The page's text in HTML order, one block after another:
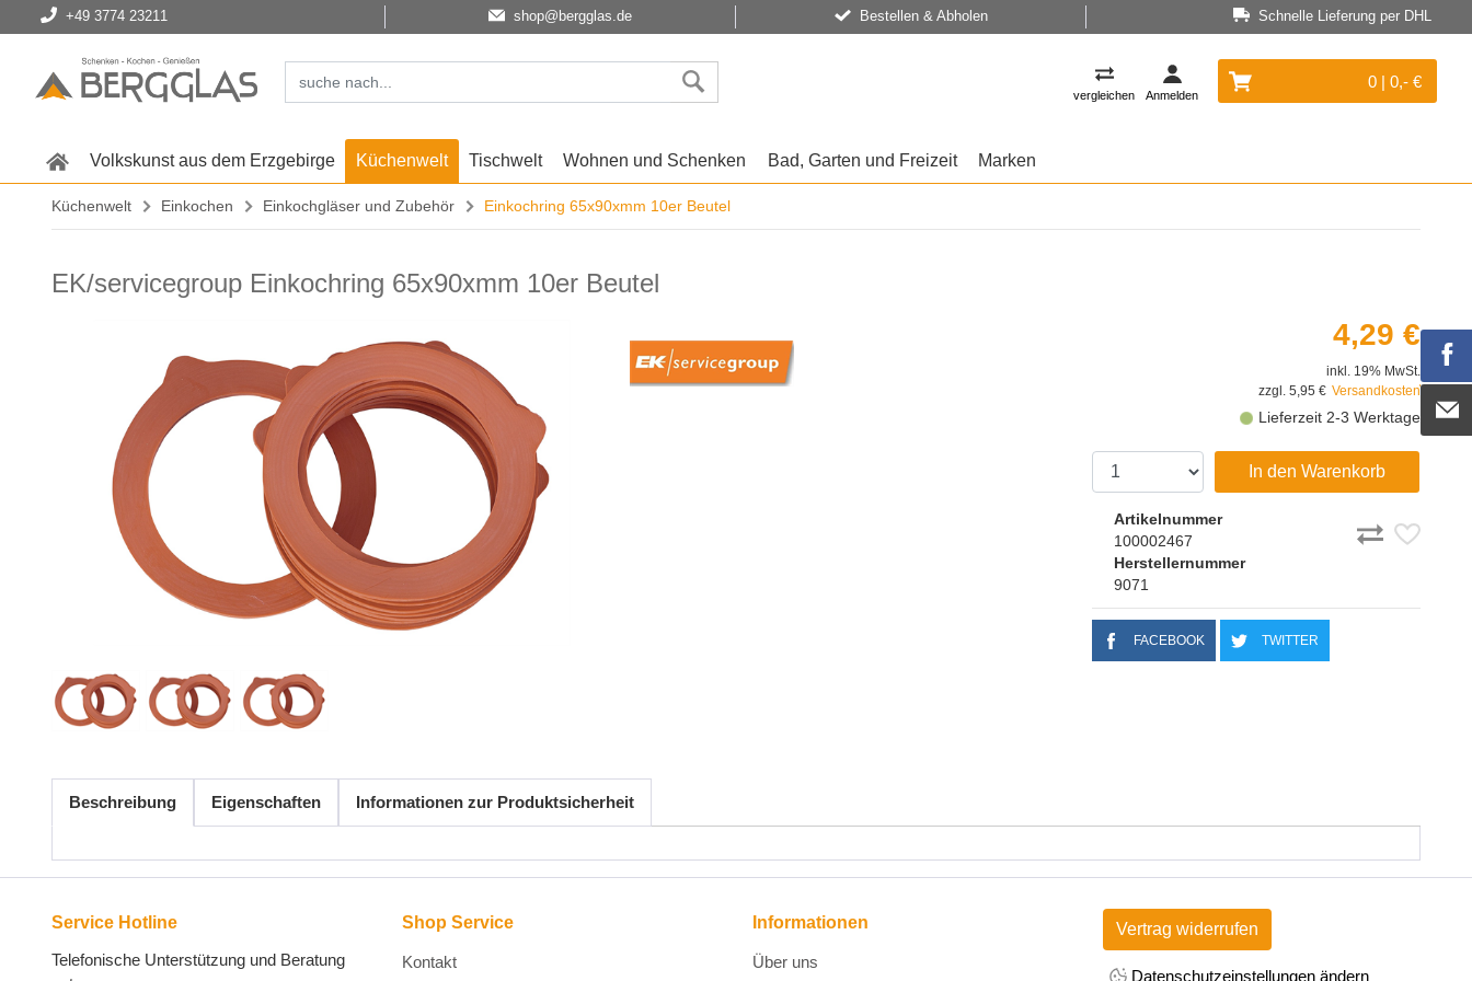
+49 3774 23211 shop@bergglas.de Bestellen & Abholen Schnelle Lieferung per DHL
vergleichen Anmelden
0 | 0,- €
Volkskunst aus dem Erzgebirge Küchenwelt Tischwelt Wohnen und Schenken Bad, Garten und Freizeit Marken
Küchenwelt Einkochen Einkochgläser und Zubehör Einkochring 65x90xmm 10er Beutel
EK/servicegroup Einkochring 65x90xmm 10er Beutel
4,29 €
inkl. 19% MwSt.
zzgl. 5,95 € Versandkosten
Lieferzeit 2-3 Werktage
In den Warenkorb
Artikelnummer
100002467
Herstellernummer
9071
FACEBOOK TWITTER
Beschreibung Eigenschaften Informationen zur Produktsicherheit
Service Hotline
Telefonische Unterstützung und Beratung
Shop Service
Kontakt
Informationen
Über uns
Vertrag widerrufen
Datenschutzeinstellungen ändern